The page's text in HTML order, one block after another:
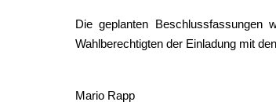
Die geplanten Beschlussfassungen
Wahlberechtigten der Einladung mit
Mario Rapp